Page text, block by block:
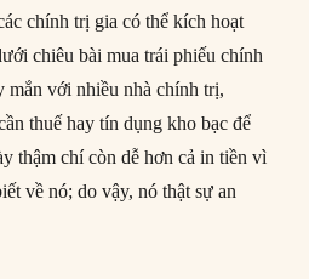
chính trị gia có thể kích hoạt
chiêu bài mua trái phiếu chính
mắn với nhiều nhà chính trị,
thuế hay tín dụng kho bạc để
thậm chí còn dễ hơn cả in tiền vì
về nó; do vậy, nó thật sự an